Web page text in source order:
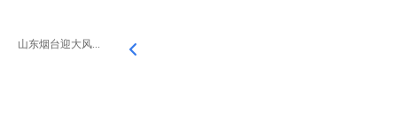
山东烟台迎大风...